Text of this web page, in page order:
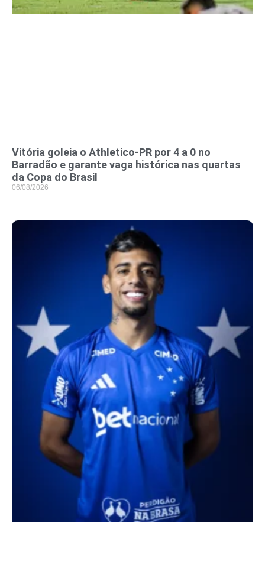
Vitória goleia o Athletico-PR por 4 a 0 no
Barradão e garante vaga histórica nas quartas
da Copa do Brasil
06/08/2026